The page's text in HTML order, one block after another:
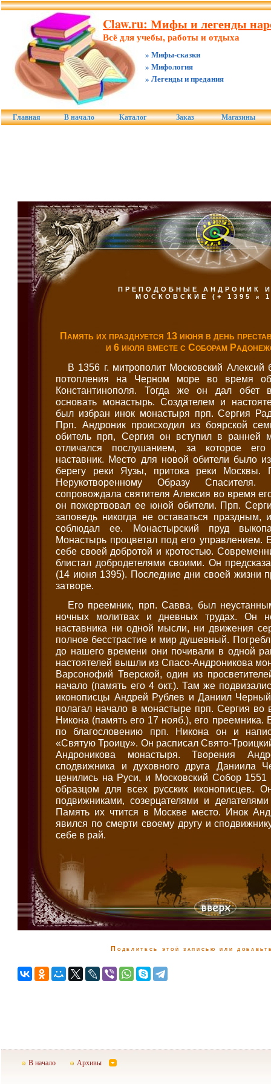
Claw.ru: Мифы и легенды
Всё для учебы, работы и отдыха
» Мифы-сказки
» Мифология
» Легенды и предания
Главная В начало Каталог Заказ Магазины
ПРЕПОДОБНЫЕ АНДРОНИК
МОСКОВСКИЕ (+ 1395 и
Память их празднуется 13 июня в день
и 6 июля вместе с Соборам
В 1356 г. митрополит Московский Алексий
потопления на Черном море во время
Константинополя. Тогда же он дал обет
основать монастырь. Создателем и
был избран инок монастыря прп. Сергия
Прп. Андроник происходил из боярской
обитель прп, Сергия он вступил в ранней
отличался послушанием, за которое
наставник. Место для новой обители было
берегу реки Яузы, притока реки
Нерукотворенному Образу
сопровождала святителя Алексия во время
он пожертвовал ее юной обители. Прп.
заповедь никогда не оставаться праздным,
соблюдал ее. Монастырский пруд
Монастырь процветал под его управлением.
себе своей добротой и кротостью.
блистал добродетелями своими. Он
(14 июня 1395). Последние дни своей жизни
затворе.
Его преемник, прп. Савва, был
ночных молитвах и дневных трудах. Он
наставника ни одной мысли, ни движения
полное бесстрастие и мир душевный.
до нашего времени они почивали в одной
настоятелей вышли из Спасо-Андроникова
Варсонофий Тверской, один из
начало (память его 4 окт.). Там же
иконописцы Андрей Рублев и Даниил
полагал начало в монастыре прп. Сергия во
Никона (память его 17 нояб.), его преемника.
по благословению прп. Никона он и
«Святую Троицу». Он расписал Свято-
Андроникова монастыря. Творения
сподвижника и духовного друга Даниила
ценились на Руси, и Московский Собор 1551
образцом для всех русских иконописцев.
подвижниками, созерцателями и
Память их чтится в Москве место. Инок
явился по смерти своему другу и
себе в рай.
Поделитесь этой записью или
В начало Архивы